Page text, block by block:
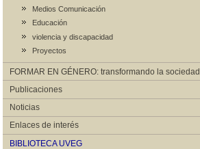
Medios Comunicación
Educación
violencia y discapacidad
Proyectos
FORMAR EN GÉNERO: transformando la sociedad
Publicaciones
Noticias
Enlaces de interés
BIBLIOTECA UVEG